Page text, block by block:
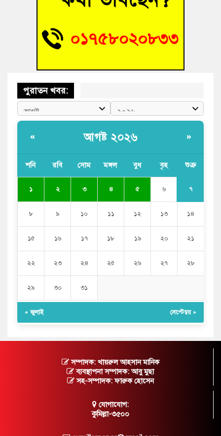
বুড়িচংয়ে অতিথি পাখির আবাসস্থল সংরক্ষণে প্রশাসনের উদ্যোগ; ৯
বুড়িচংয়ে জুলাই গণঅভ্যুত্থান দিবস উদযাপন উপলক্ষে প্রস্তুতিমূলক
পুরাতন খবর:
« আগষ্ট ২০২৬ »
শনি রবি সোম মঙ্গল বুধ বৃহ শুক্র
১ ২ ৩ ৪ ৫ ৬ ৭
৮ ৯ ১০ ১১ ১২ ১৩ ১৪
১৫ ১৬ ১৭ ১৮ ১৯ ২০ ২১
২২ ২৩ ২৪ ২৫ ২৬ ২৭ ২৮
২৯ ৩০ ৩১
« জুলাই সেপ্টেম্বর »
সম্পাদক: খায়রুল আহসান মানিক
ব্যবস্থাপনা সম্পাদক: আবু মুছা
সহ-সম্পাদক: ফারুক হোসেন
যোগাযোগ:
কুমিল্লা-৩৫০০